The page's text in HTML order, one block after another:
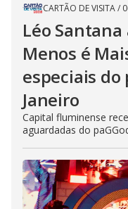
CARTÃO DE VISITA/
Léo
Menos é
especiais do
Janeiro
Capital fluminense
aguardadas do